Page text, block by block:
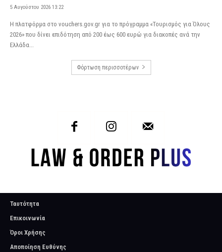
5 Αυγούστου 2026 13:22
Η πλατφόρμα στο vouchers.gov.gr για το πρόγραμμα «Τουρισμός για Όλους
2026» που δίνει επιδότηση από 200 έως 600 ευρώ για διακοπές ανά την
Ελλάδα...
Φόρτωση περισσοτέρων
Ταυτότητα
Επικοινωνία
Όροι Χρήσης
Αποποίηση Ευθύνης